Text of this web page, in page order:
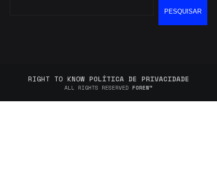
PESQUISAR
RIGHT TO KNOW POLÍTICA DE PRIVACIDADE
ALL RIGHTS RESERVED FOREN™